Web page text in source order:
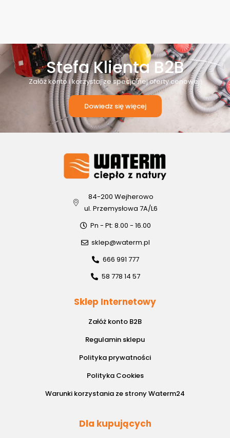
Stefa Klienta B2B
Załóż konto i korzystaj ze specjalnej oferty cenowej!
Dowiedz się więcej
84-200 Wejherowo
ul. Przemysłowa 7A/L6
Pn - Pt: 8.00 - 16.00
sklep@waterm.pl
666 991 777
58 778 14 57
Sklep Internetowy
Załóż konto B2B
Regulamin sklepu
Polityka prywatności
Polityka Cookies
Warunki korzystania ze strony Waterm24
Dla kupujących